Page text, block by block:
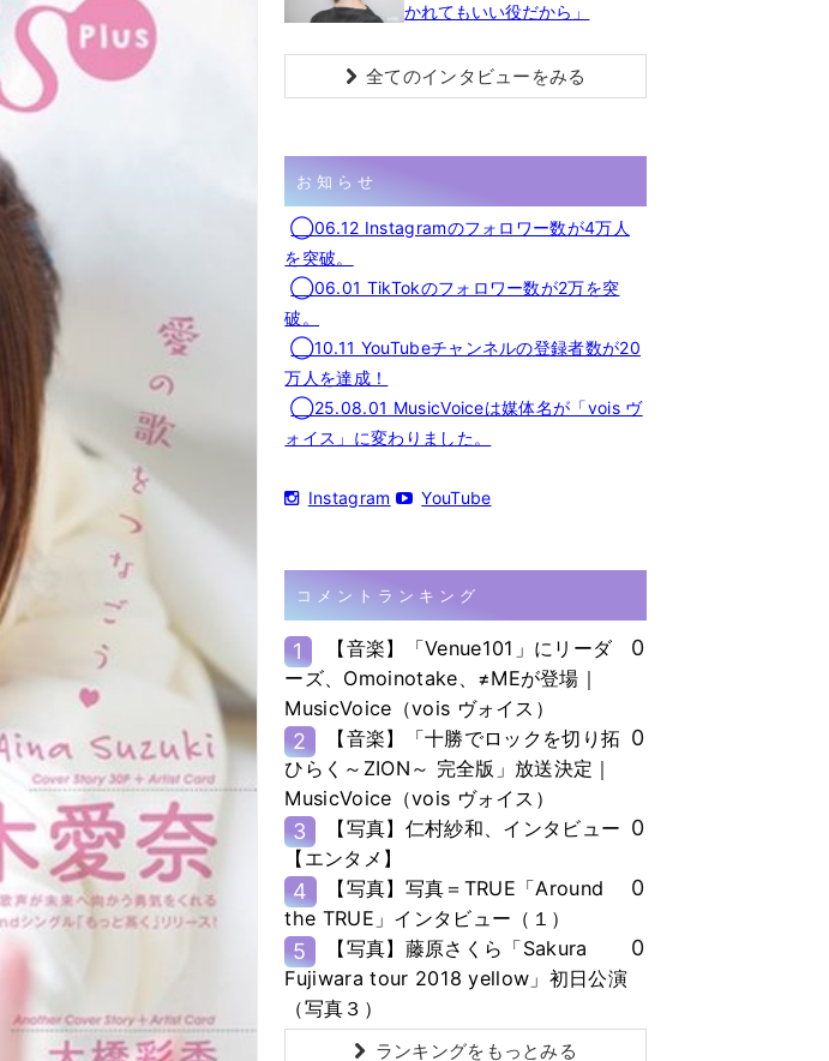
かれてもいい役だから」
全てのインタビューをみる
お知らせ
◯06.12 Instagramのフォロワー数が4万人
を突破。
◯06.01 TikTokのフォロワー数が2万を突
破。
◯10.11 YouTubeチャンネルの登録者数が20
万人を達成！
◯25.08.01 MusicVoiceは媒体名が「vois ヴ
ォイス」に変わりました。
Instagram YouTube
コメントランキング
1
【音楽】「Venue101」にリーダ
ーズ、Omoinotake、≠MEが登場｜
MusicVoice（vois ヴォイス）
0
2
【音楽】「十勝でロックを切り拓
ひらく～ZION～ 完全版」放送決定｜
MusicVoice（vois ヴォイス）
0
3
【写真】仁村紗和、インタビュー
【エンタメ】
0
4
【写真】写真＝TRUE「Around
the TRUE」インタビュー（１）
0
5
【写真】藤原さくら「Sakura
Fujiwara tour 2018 yellow」初日公演
（写真３）
0
ランキングをもっとみる